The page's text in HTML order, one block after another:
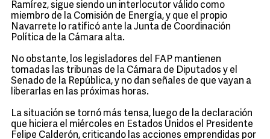
Ramírez, sigue siendo un interlocutor válido como
miembro de la Comisión de Energía, y que el propio
Navarrete lo ratificó ante la Junta de Coordinación
Política de la Cámara alta.
No obstante, los legisladores del FAP mantienen
tomadas las tribunas de la Cámara de Diputados y el
Senado de la República, y no dan señales de que vayan a
liberarlas en las próximas horas.
La situación se tornó más tensa, luego de la declaración
que hiciera el miércoles en Estados Unidos el Presidente
Felipe Calderón, criticando las acciones emprendidas por